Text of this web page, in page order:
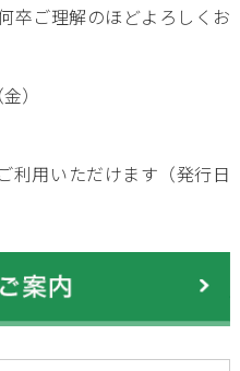
卒ご理解のほどよろしくお
）
利用いただけます（発行日